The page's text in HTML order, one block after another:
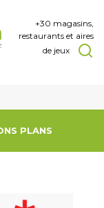
+30 magasins,
restaurants et aires
de jeux
PLANS